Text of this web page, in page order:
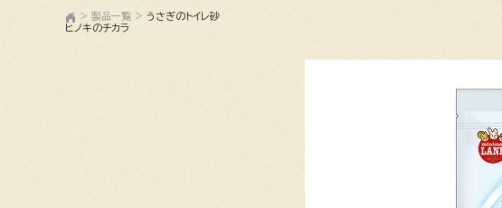
> 製品一覧 > うさぎのトイレ砂
ヒノキのチカラ